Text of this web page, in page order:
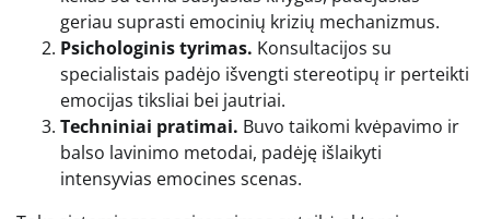
geriau suprasti emocinių krizių mechanizmus.
Psichologinis tyrimas. Konsultacijos su
specialistais padėjo išvengti stereotipų ir perteikti
emocijas tiksliai bei jautriai.
Techniniai pratimai. Buvo taikomi kvėpavimo ir
balso lavinimo metodai, padėję išlaikyti
intensyvias emocines scenas.